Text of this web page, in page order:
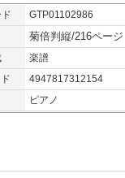
GTP01102986
菊倍判縦/216ページ
楽譜
4947817312154
ピアノ